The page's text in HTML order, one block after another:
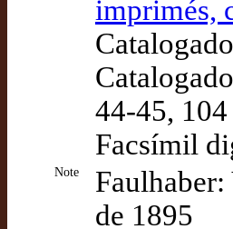
imprimés,
44-45,
Facsímil
Note
de 1895